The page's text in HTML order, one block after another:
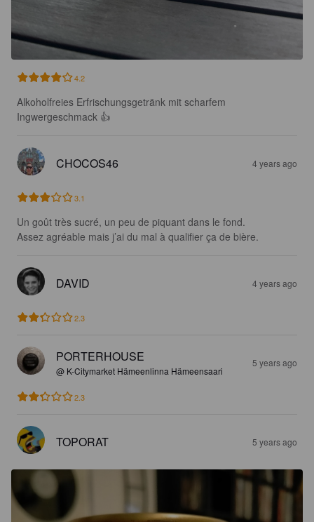
4.2
Alkoholfreies Erfrischungsgetränk mit scharfem
Ingwergeschmack 👍
CHOCOS46 4 years ago
3.1
Un goût très sucré, un peu de piquant dans le fond.
Assez agréable mais j’ai du mal à qualifier ça de bière.
DAVID 4 years ago
2.3
PORTERHOUSE
@ K-Citymarket Hämeenlinna Hämeensaari
5 years ago
2.3
TOPORAT 5 years ago